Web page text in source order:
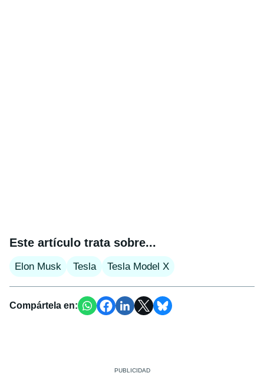
Este artículo trata sobre...
Elon Musk Tesla Tesla Model X
Compártela en: